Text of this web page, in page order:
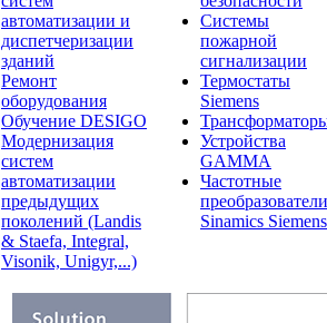
автоматизации и
диспетчеризации
зданий
Ремонт
оборудования
Обучение DESIGO
Модернизация
систем
автоматизации
предыдущих
поколений (Landis
& Staefa, Integral,
Visonik, Unigyr,...)
Системы
пожарной
сигнализации
Термостаты
Siemens
Устройства
GAMMA
Частотные
преобразователи
Sinamics Siemens